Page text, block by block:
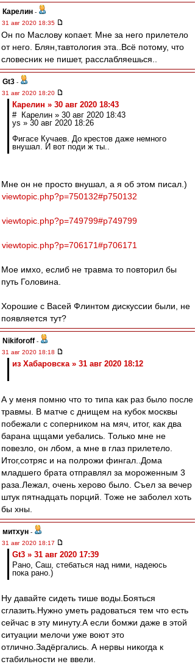
Карелин -
31 авг 2020 18:35
Он по Маслову копает. Мне за него прилетело
от него. Блян,тавтология эта..Всё потому, что
словесник не пишет, расслабляешься..
Gt3 -
31 авг 2020 18:20
Карелин » 30 авг 2020 18:43
# Карелин » 30 авг 2020 18:43
ys » 30 авг 2020 18:26
Фигасе Кучаев. До крестов даже немного
внушал. И вот поди ж ты..
Мне он не просто внушал, а я об этом писал.)
viewtopic.php?p=750132#p750132
viewtopic.php?p=749799#p749799
viewtopic.php?p=706171#p706171
Мое имхо, еслиб не травма то повторил бы
путь Головина.
Хорошие с Васей Флинтом дискуссии были, не
появляется тут?
Nikiforoff -
31 авг 2020 18:18
из Хабаровска » 31 авг 2020 18:12
А у меня помню что то типа как раз было после
травмы. В матче с днищем на кубок москвы
побежали с соперником на мяч, итог, как два
барана щщами уебались. Только мне не
повезло, он лбом, а мне в глаз прилетело.
Итог,сотряс и на полрожи фингал..Дома
младшего брата отправлял за мороженным 3
раза.Лежал, очень херово было. Съел за вечер
штук пятнадцать порций. Тоже не заболел хоть
бы хны.
митхун -
31 авг 2020 18:17
Gt3 » 31 авг 2020 17:39
Рано, Саш, стебаться над ними, надеюсь
пока рано.)
Ну давайте сидеть тише воды.Бояться
сглазить.Нужно уметь радоваться тем что есть
сейчас в эту минуту.А если бомжи даже в этой
ситуации мелочи уже воют это
отлично.Задёргались. А нервы никогда к
стабильности не ввели.